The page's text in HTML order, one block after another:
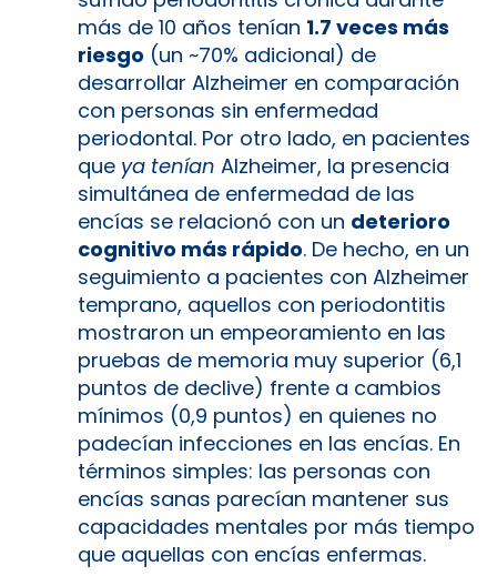
más de 10 años tenían 1.7 veces más
riesgo (un ~70% adicional) de
desarrollar Alzheimer en comparación
con personas sin enfermedad
periodontal. Por otro lado, en pacientes
que ya tenían Alzheimer, la presencia
simultánea de enfermedad de las
encías se relacionó con un deterioro
cognitivo más rápido. De hecho, en un
seguimiento a pacientes con Alzheimer
temprano, aquellos con periodontitis
mostraron un empeoramiento en las
pruebas de memoria muy superior (6,1
puntos de declive) frente a cambios
mínimos (0,9 puntos) en quienes no
padecían infecciones en las encías​. En
términos simples: las personas con
encías sanas parecían mantener sus
capacidades mentales por más tiempo
que aquellas con encías enfermas.